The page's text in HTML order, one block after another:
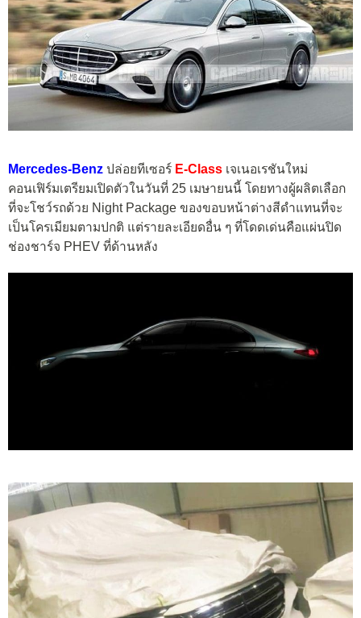
Mercedes-Benz ปล่อยทีเซอร์ E-Class เจเนอเรชันใหม่
คอนเฟิร์มเตรียมเปิดตัวในวันที่ 25 เมษายนนี้ โดยทางผู้ผลิตเลือก
ที่จะโชว์รถด้วย Night Package ของขอบหน้าต่างสีดำแทนที่จะ
เป็นโครเมียมตามปกติ แต่รายละเอียดอื่น ๆ ที่โดดเด่นคือแผ่นปิด
ช่องชาร์จ PHEV ที่ด้านหลัง